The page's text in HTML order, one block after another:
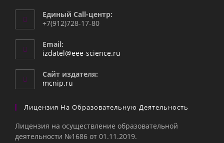
Единый Call-центр:
+7(912)728-17-80
Email:
izdatel@eee-science.ru
Сайт издателя:
mcnip.ru
Лицензия На Образовательную Деятельность
Лицензия на осуществление образовательной
деятельности №1686 от 01.11.2019.